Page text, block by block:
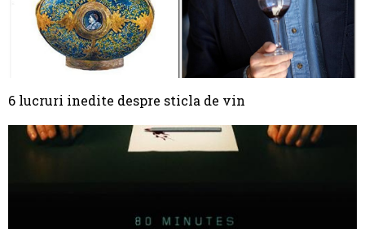
6 lucruri inedite despre sticla de vin